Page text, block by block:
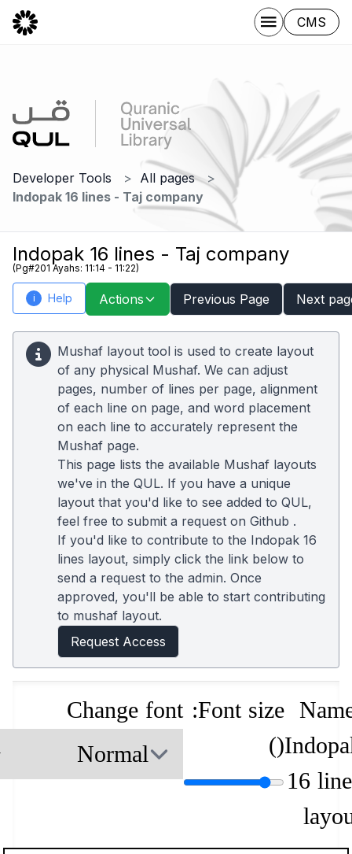
CMS
Developer Tools
All pages
Indopak 16 lines - Taj company
Indopak 16 lines - Taj company
(Pg#201 Ayahs: 11:14 - 11:22)
i Help Actions Previous Page Next
Mushaf layout tool is used to create layout
of any physical Mushaf. We can adjust
pages, number of lines per page, alignment
of each line on page, and word placement
on each line to accurately represent the
Mushaf page.
This page lists the available Mushaf layouts
we've in the QUL. If you have a unique
layout that you'd like to see added to QUL,
feel free to submit a request on Github .
If you'd like to contribute to the Indopak 16
lines layout, simply click the link below to
send a request to the admin. Once
approved, you'll be able to start contributing
to mushaf layout.
Request Access
16
Font size:
(
)
Change font